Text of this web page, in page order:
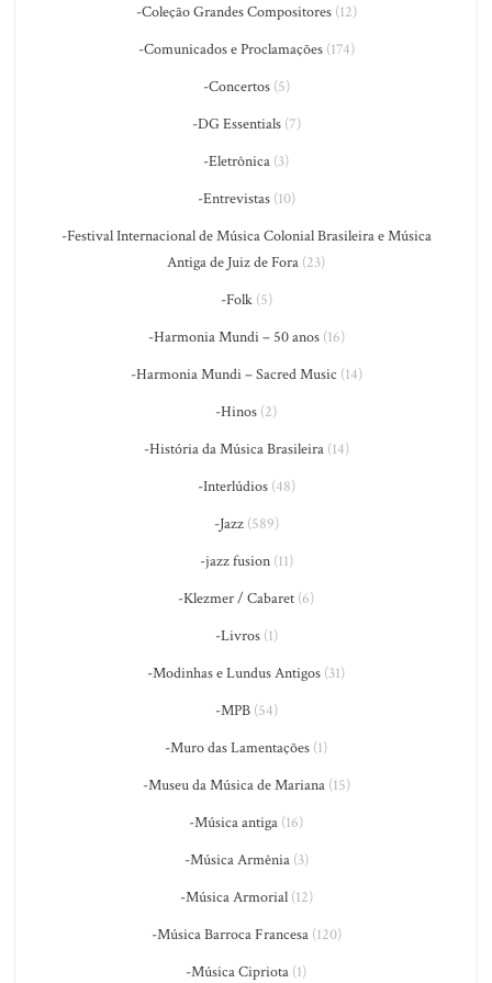
-Coleção Grandes Compositores(12)
-Comunicados e Proclamações(174)
-Concertos(5)
-DG Essentials(7)
-Eletrônica (3)
-Entrevistas(10)
-Festival Internacional de Música Colonial Brasileira e Música
Antiga de Juiz de Fora (23)
-Folk(5)
-Harmonia Mundi – 50 anos(16)
-Harmonia Mundi – Sacred Music (14)
-Hinos (2)
-História da Música Brasileira(14)
-Interlúdios(48)
-Jazz(589)
-jazz fusion(11)
-Klezmer / Cabaret (6)
-Livros(1)
-Modinhas e Lundus Antigos (31)
-MPB(54)
-Muro das Lamentações (1)
-Museu da Música de Mariana(15)
-Música antiga (16)
-Música Armênia(3)
-Música Armorial(12)
-Música Barroca Francesa(120)
-Música Cipriota (1)